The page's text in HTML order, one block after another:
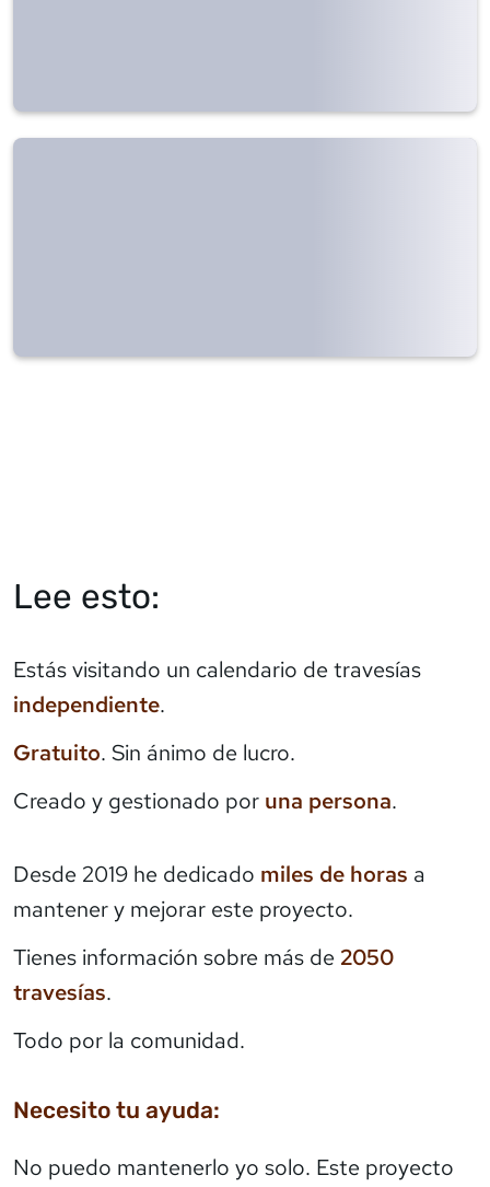
Lee esto:
Estás visitando un calendario de travesías
independiente.
Gratuito. Sin ánimo de lucro.
Creado y gestionado por una persona.
Desde 2019 he dedicado miles de horas a
mantener y mejorar este proyecto.
Tienes información sobre más de 2050
travesías.
Todo por la comunidad.
Necesito tu ayuda:
No puedo mantenerlo yo solo. Este proyecto